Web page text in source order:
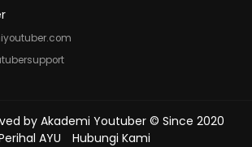
by Akademi Youtuber © Since 2020
AYU
Hubungi Kami